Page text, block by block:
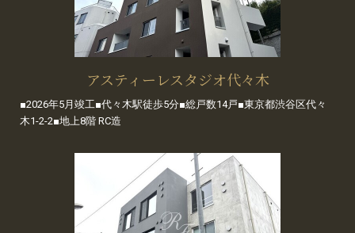
アスティーレスタジオ代々木
■2026年5月竣工■代々木駅徒歩5分■総戸数14戸■東京都渋谷区代々
木1-2-2■地上8階 RC造